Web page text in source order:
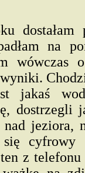
dostałam
na
wówczas
jakaś
jeziora,
się
z